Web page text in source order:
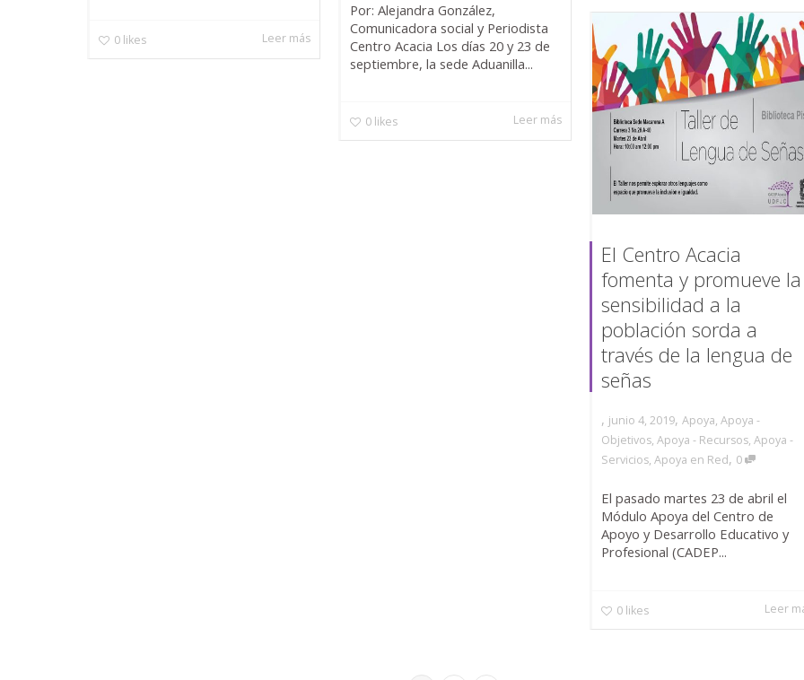
0 likes Leer más
Por: Alejandra González,
Comunicadora social y Periodista
Centro Acacia Los días 20 y 23 de
septiembre, la sede Aduanilla...
0 likes Leer más
El Centro Acacia
fomenta y promueve la
sensibilidad a la
población sorda a
través de la lengua de
señas
, junio 4, 2019, Apoya, Apoya -
Objetivos, Apoya - Recursos, Apoya -
Servicios, Apoya en Red, 0
El pasado martes 23 de abril el
Módulo Apoya del Centro de
Apoyo y Desarrollo Educativo y
Profesional (CADEP...
0 likes Leer